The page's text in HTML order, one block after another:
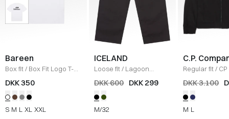
Bareen
Box fit/ Box Fit Logo T-
shirt /WHITE
DKK 350
S M L XL XXL
ICELAND
Loose fit/ Lagoon
Bukser / BLACK
DKK 600 DKK 299
M/32
C.P.
Regular fit/
Jakke
SORT
DKK 3.100
M L